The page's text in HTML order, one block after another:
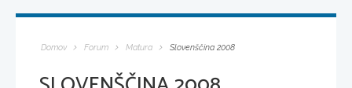
Domov Forum Matura Slovenščina 2008